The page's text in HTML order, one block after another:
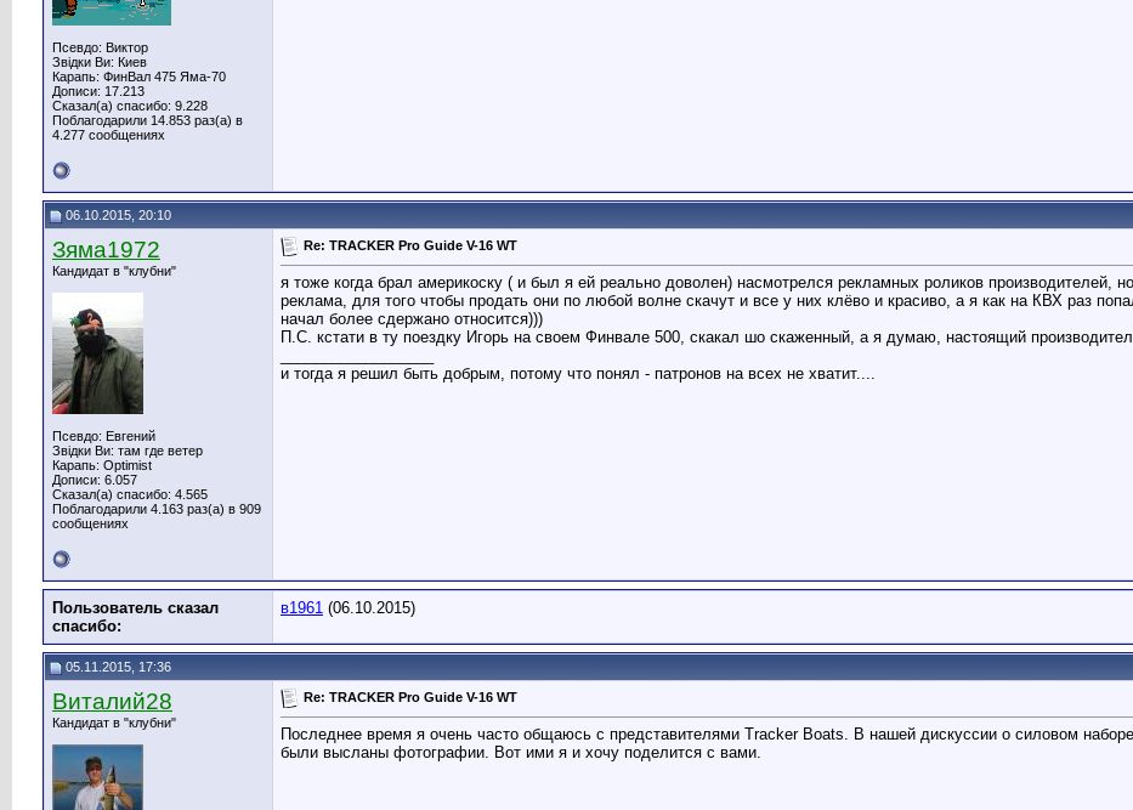
Псевдо: Виктор
Звідки Ви: Киев
Карапь: ФинВал 475 Яма-70
Дописи: 17.213
Сказал(а) спасибо: 9.228
Поблагодарили 14.853 раз(а) в
4.277 сообщениях
06.10.2015, 20:10
Зяма1972
Кандидат в "клубни"
Псевдо: Евгений
Звідки Ви: там где ветер
Карапь: Optimist
Дописи: 6.057
Сказал(а) спасибо: 4.565
Поблагодарили 4.163 раз(а) в 909
сообщениях
Re: TRACKER Pro Guide V-16 WT
я тоже когда брал америкоску ( и был я ей реально доволен) насмотрелся рекламных роликов производителей,
реклама, для того чтобы продать они по любой волне скачут и все у них клёво и красиво, а я как на КВХ раз
начал более сдержано относится)))
П.С. кстати в ту поездку Игорь на своем Финвале 500, скакал шо скаженный, а я думаю, настоящий
и тогда я решил быть добрым, потому что понял - патронов на всех не хватит....
Пользователь сказал
cпасибо:
в1961 (06.10.2015)
05.11.2015, 17:36
Виталий28
Кандидат в "клубни"
Re: TRACKER Pro Guide V-16 WT
Последнее время я очень часто общаюсь с представителями Tracker Boats. В нашей дискуссии о силовом
были высланы фотографии. Вот ими я и хочу поделится с вами.